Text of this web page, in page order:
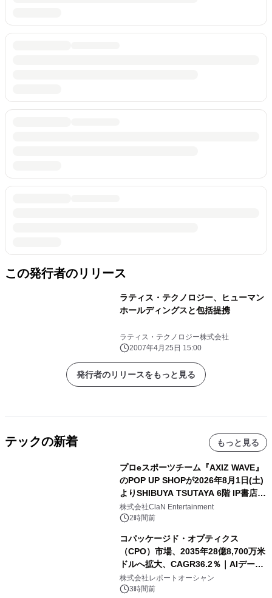
この発行者のリリース
ラティス・テクノロジー、ヒューマン
ホールディングスと包括提携
ラティス・テクノロジー株式会社
2007年4月25日 15:00
発行者のリリースをもっと見る
テックの新着 もっと見る
プロeスポーツチーム『AXIZ WAVE』
のPOP UP SHOPが2026年8月1日(土)
よりSHIBUYA TSUTAYA 6階 IP書店で
開催決定！！
株式会社ClaN Entertainment
2時間前
コパッケージド・オプティクス
（CPO）市場、2035年28億8,700万米
ドルへ拡大、CAGR36.2％｜AIデータ
センター・高速光通信需要が成長を加
速
株式会社レポートオーシャン
3時間前